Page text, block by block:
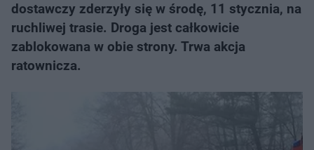
dostawczy zderzyły się w środę, 11 stycznia, na
ruchliwej trasie. Droga jest całkowicie
zablokowana w obie strony. Trwa akcja
ratownicza.